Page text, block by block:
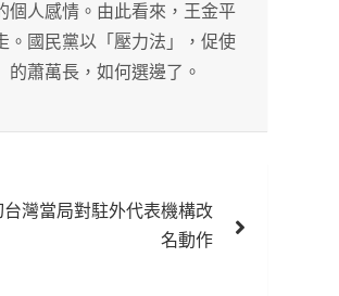
個人感情。由此看來，王金平
。國民黨以「壓力法」，促使
蕭萬長，如何選邊了。
灣當局對駐外代表機構改
名動作